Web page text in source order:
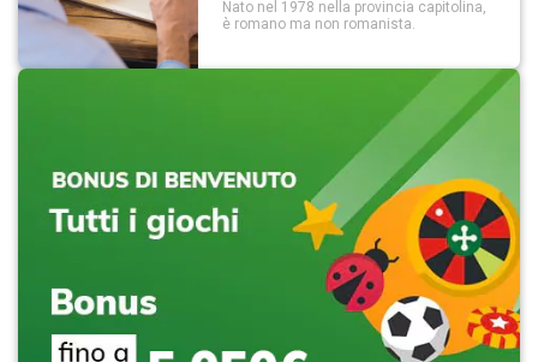
Nato nel 1978 nella provincia capitolina,
è romano ma non romanista.